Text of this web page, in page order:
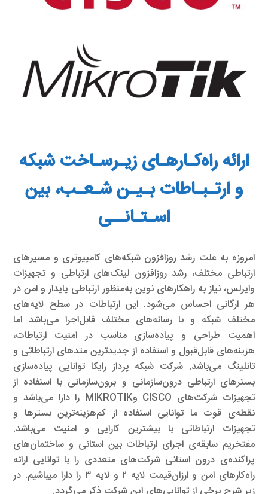
ارائه راه‌کـارهـای زیـرسـاخت شبکه
و ارتـبـاطات بـیـن شـعـب، بین
اسـتـانــی
امروزه به علت رشد روزافزون شبکه‌های کامپیوتری و مسیرهای
ارتباطی مختلف، رشد روزافزون لینک‌های ارتباطی و تجهیزات
وایرلس، نیاز به راهکارهای نوین به‌منظور ارتباطی پایدار و امن در
هر ارگانی احساس می‌شود. این ارتباطات در سطح لایه‌های
مختلف شبکه و با رسانه‌های مختلف قابل‌اجرا می‌باشد اما
اهمیت طراحی و پیاده‌سازی مناسب در امنیت ارتباطات،
هزینه‌های قابل‌قبول و استفاده از جدیدترین متدهای ارتباطاتی و
تانلینگ می‌باشد. شرکت شبکه پرداز رایکا توانایی پیاده‌سازی
بسترهای ارتباطی درون‌سازمانی و برون‌سازمانی با استفاده از
تجهیزات شرکت‌های CISCO وMIKROTIK را دارا می‌باشد و
نقطه‌ی قوت ما توانایی استفاده از کم‌هزینه‌ترین بسترها و
تجهیزات ارتباطاتی با بیشترین کارایی و امنیت می‌باشد.
مفتخریم سابقه‌ی اجرای ارتباطات بین استانی و ساختمان‌های
پراکنده‌ی درون استانی شرکت‌های متعددی را با توانایی ارائه
راه‌کارهای امن و ارزان‌قیمت لایه ۲ و لایه ۳ را دارا میباشیم. در